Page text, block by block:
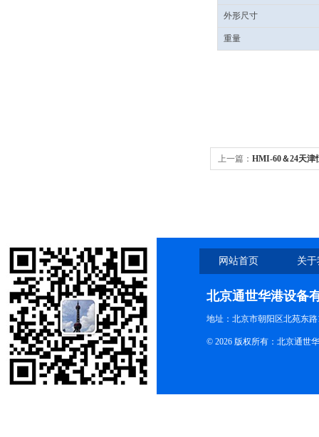
外形尺寸
重量
上一篇： HMI-60＆24天
网站首页 关
北京通世华港设备
地址：北京市朝阳区北苑东路
© 2026 版权所有：北京通世